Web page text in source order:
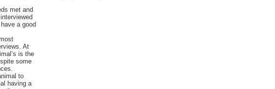
met and
a good
At
is the
some
to
having a